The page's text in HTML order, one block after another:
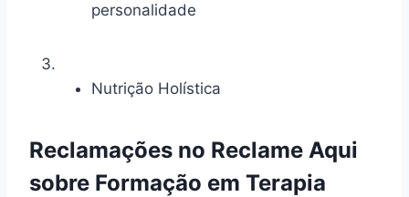
personalidade
Nutrição Holística
Reclamações no Reclame Aqui
sobre Formação em Terapia